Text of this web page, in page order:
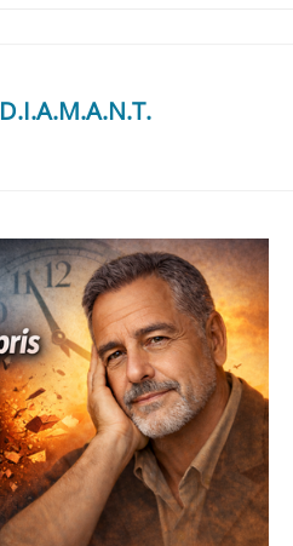
D.I.A.M.A.N.T.